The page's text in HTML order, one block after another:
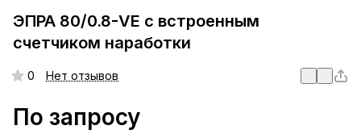
ЭПРА 80/0.8-VE с встроенным
счетчиком наработки
0 Нет отзывов
По запросу